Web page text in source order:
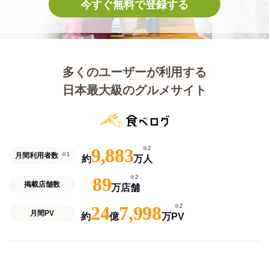
今すぐ無料で登録する
多くのユーザーが利用する
日本最大級のグルメサイト
月間利用者数 ※1 約9,883万人
※2
掲載店舗数 89万店舗
※2
月間PV 約24億7,998万PV
※2